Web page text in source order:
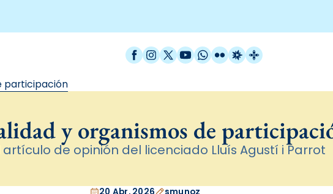
Facebook
Instagram
X / Twitter
YouTube
WhatsApp
FlickrRadio Estel
Catalunya
participación
y organismos de
artículo de opinión del licenciado Lluís Agustí i Parrot